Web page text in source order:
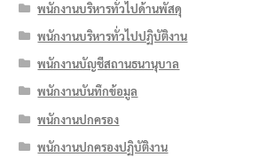
พนักงานบริหารทั่วไปด้านพัสดุ
พนักงานบริหารทั่วไปปฏิบัติงาน
พนักงานบัญชีสถานธนานุบาล
พนักงานบันทึกข้อมูล
พนักงานปกครอง
พนักงานปกครองปฏิบัติงาน